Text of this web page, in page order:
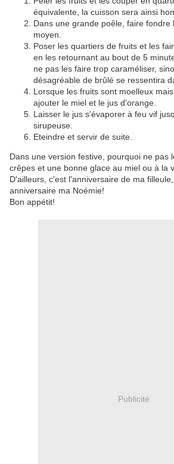
équivalente, la cuisson sera ainsi
Dans une grande poêle, faire fondre
moyen.
Poser les quartiers de fruits et les
en les retournant au bout de 5
ne pas les faire trop caraméliser,
désagréable de brûlé se ressentira
Lorsque les fruits sont moelleux
ajouter le miel et le jus d'orange.
Laisser le jus s'évaporer à feu vif
sirupeuse.
Eteindre et servir de suite.
Dans une version festive, pourquoi ne pas
crêpes et une bonne glace au miel ou à la
D'ailleurs, c'est l'anniversaire de ma
anniversaire ma Noémie!
Bon appétit!
Publicité